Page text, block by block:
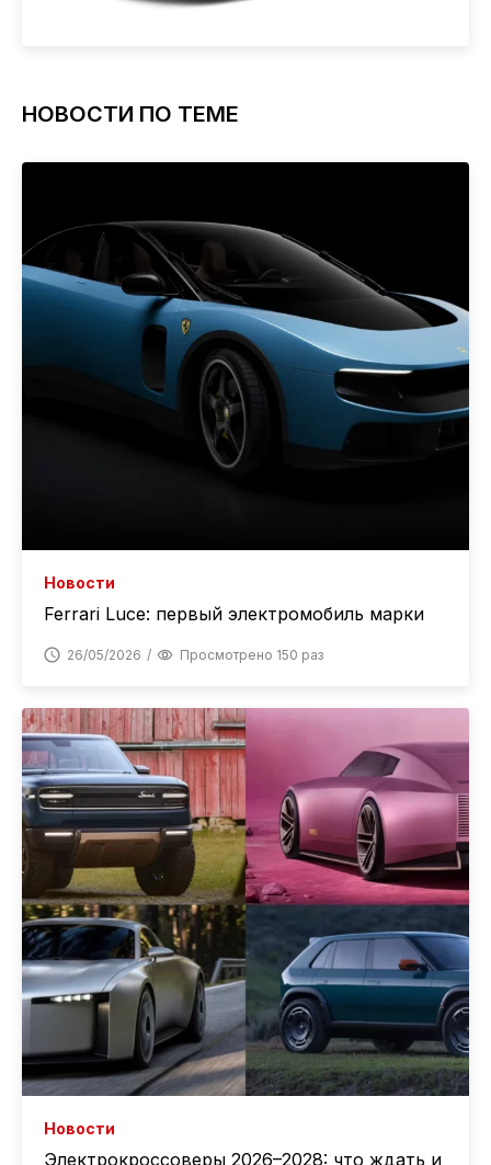
НОВОСТИ ПО ТЕМЕ
Новости
Ferrari Luce: первый электромобиль марки
26/05/2026 Просмотрено 150 раз
Новости
Электрокроссоверы 2026–2028: что ждать и